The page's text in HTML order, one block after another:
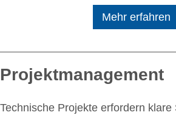
Mehr erfahren
Projektmanagement
Technische Projekte erfordern klare